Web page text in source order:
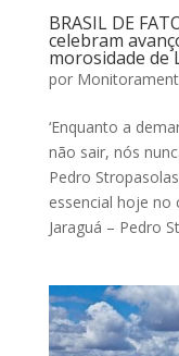
BRASIL DE
celebram
morosidade
por
‘Enquanto a
não sair, nós
Pedro
essencial hoje no
Jaraguá – Pedro